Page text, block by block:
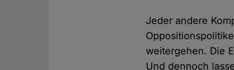
Jeder andere
weitergehen. Die
Und dennoch